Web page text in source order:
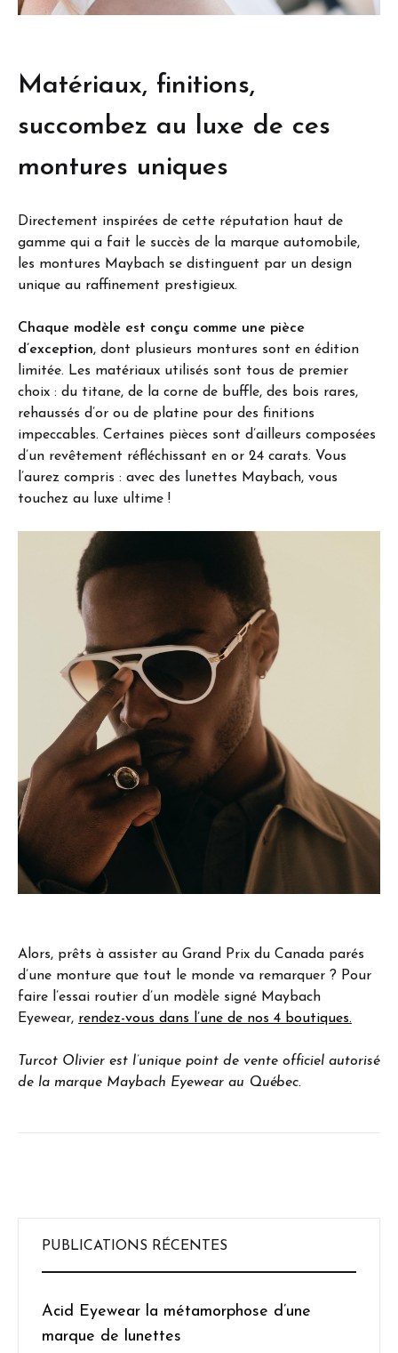
Matériaux, finitions,
succombez au luxe de ces
montures uniques
Directement inspirées de cette réputation haut de
gamme qui a fait le succès de la marque automobile,
les montures Maybach se distinguent par un design
unique au raffinement prestigieux.
Chaque modèle est conçu comme une pièce
d’exception, dont plusieurs montures sont en édition
limitée. Les matériaux utilisés sont tous de premier
choix : du titane, de la corne de buffle, des bois rares,
rehaussés d’or ou de platine pour des finitions
impeccables. Certaines pièces sont d’ailleurs composées
d’un revêtement réfléchissant en or 24 carats. Vous
l’aurez compris : avec des lunettes Maybach, vous
touchez au luxe ultime !
Alors, prêts à assister au Grand Prix du Canada parés
d’une monture que tout le monde va remarquer ? Pour
faire l’essai routier d’un modèle signé Maybach
Eyewear, rendez-vous dans l’une de nos 4 boutiques.
Turcot Olivier est l’unique point de vente officiel autorisé
de la marque Maybach Eyewear au Québec.
PUBLICATIONS RÉCENTES
Acid Eyewear la métamorphose d’une
marque de lunettes